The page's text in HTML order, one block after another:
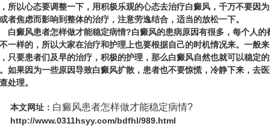
所以心态要调整一下，用积极乐观的心态去治疗白癜风，千万不要因
者焦虑而影响到整体的治疗，注意劳逸结合，适当的放松一下。
白癜风患者怎样做才能稳定病情?白癜风的患病原因有很多，每个人的
一样的，所以大家在治疗和护理上也要根据自己的时机情况来。一般来
只要患者们及早的治疗，积极的护理，那么白癜风自然也就可以稳定
如果因为一些原因导致白癜风扩散，患者也不要惊慌，冷静下来，去
处理。
本文网址： 白癜风患者怎样做才能稳定病情?
http://www.0311hsyy.com/bdfhl/989.html